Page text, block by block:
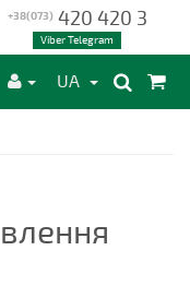
+38(073) 420 420 3
Viber Telegram
UA